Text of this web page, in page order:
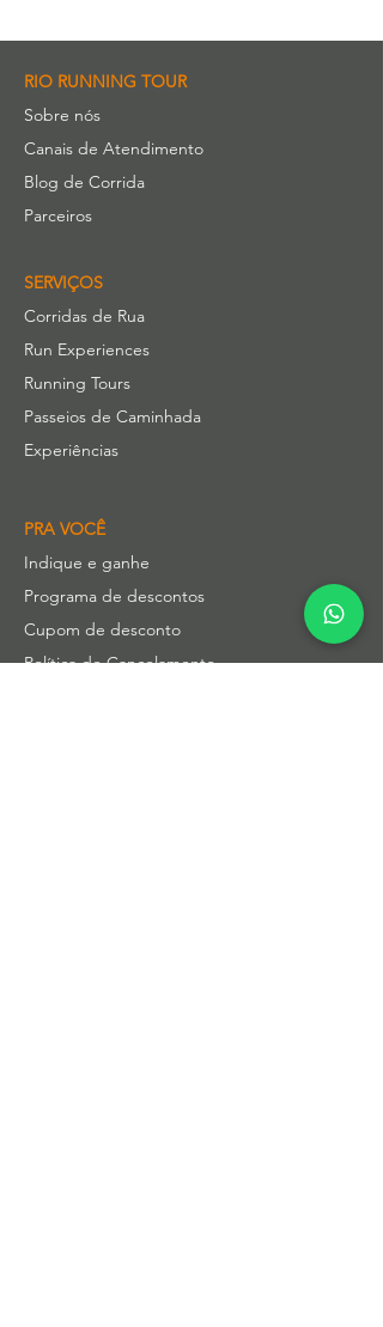
RIO RUNNING TOUR
Sobre nós
Canais de Atendimento
Blog de Corrida
Parceiros
SERVIÇOS
Corridas de Rua
Run Experiences
Running Tours
Passeios de Caminhada
Experiências
PRA VOCÊ
Indique e ganhe
Programa de descontos
Cupom de desconto
Política de Cancelamento